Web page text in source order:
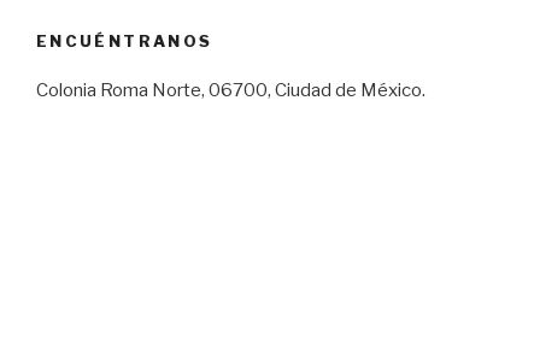
ENCUÉNTRANOS
Colonia Roma Norte, 06700, Ciudad de México.